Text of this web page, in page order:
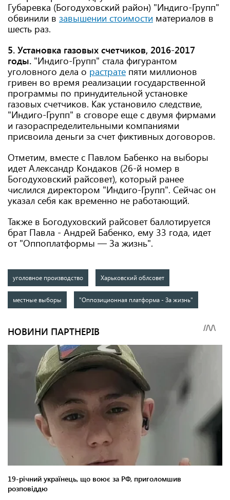
Губаревка (Богодуховский район) "Индиго-Групп"
обвинили в завышении стоимости материалов в
шесть раз.
5. Установка газовых счетчиков, 2016-2017
годы. "Индиго-Групп" стала фигурантом
уголовного дела о растрате пяти миллионов
гривен во время реализации государственной
программы по принудительной установке
газовых счетчиков. Как установило следствие,
"Индиго-Групп" в сговоре еще с двумя фирмами
и газораспределительными компаниями
присвоила деньги за счет фиктивных договоров.
Отметим, вместе с Павлом Бабенко на выборы
идет Александр Кондаков (26-й номер в
Богодуховский райсовет), который ранее
числился директором "Индиго-Групп". Сейчас он
указал себя как временно не работающий.
Также в Богодуховский райсовет баллотируется
брат Павла - Андрей Бабенко, ему 33 года, идет
от "Оппоплатформы — За жизнь".
уголовное производство Харьковский облсовет
местные выборы "Оппозиционная платформа - За жизнь"